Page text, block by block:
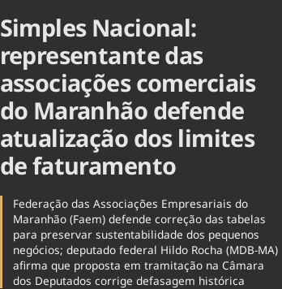
Cinema
Simples Nacional:
representante das
associações comerciais
do Maranhão defende
atualização dos limites
de faturamento
Federação das Associações Empresariais do
Maranhão (Faem) defende correção das tabelas
para preservar sustentabilidade dos pequenos
negócios; deputado federal Hildo Rocha (MDB-MA)
afirma que proposta em tramitação na Câmara
dos Deputados corrige defasagem histórica